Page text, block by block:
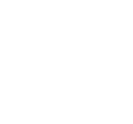
balkónem nebo